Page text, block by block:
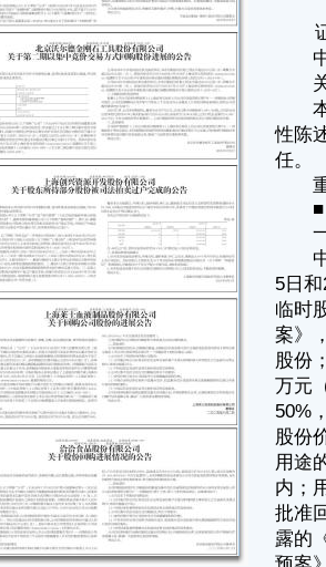
任。
重要内容提示：
■
一、回购股份的基本情况
中盐内蒙古化工股份有限公司（以下简
5日和2024年12月23日召开第八届董事会第
临时股东大会，审议通过了《关于以集中
案》，同意公司使用自有资金及自筹资金
股份；回购资金不低于人民币 5,000万元（
万元（含），其中用于员工持股计划或股权
50%，用于维护公司价值及股东权益的资金
股份价格不超过人民币12.60元/股（含）；
用途的回购实施期限为自公司股东大会批
内；用于维护公司价值及股东权益用途的
批准回购股份预案之日起3个月内。具体内
露的《中盐内蒙古化工股份有限公司关于
预案》（公告编号：2024-075）、于2024
古化工股份有限公司关于以集中竞价交易
（公告编号：2024-092）。
二、回购股份的进展情况
根据《上市公司股份回购规则》《上海
指引第 7号一一回购股份》等相关规定，公
内公告截至上月末的回购进展情况。现将
2025年7月，公司未实施股份回购。截至
计回购股份903.657万股，占公司总股本的
为人民币7.98元/股、最低价为人民币6.71
币6,704.11万元（不含交易费用）。
本次回购符合相关法律法规和公司回购
三、其他事项
公司将严格按照《上市公司股份回购规
司自律监管指引第7号一一回购股份》等相